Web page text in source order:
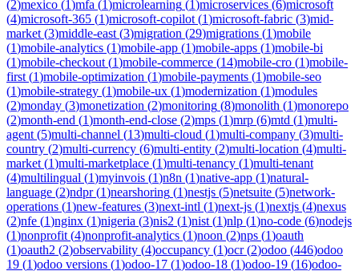
(2)mexico (1)mfa (1)microlearning (1)microservices (6)microsoft
(4)microsoft-365 (1)microsoft-copilot (1)microsoft-fabric (3)mid-
market (3)middle-east (3)migration (29)migrations (1)mobile
(1)mobile-analytics (1)mobile-app (1)mobile-apps (1)mobile-bi
(1)mobile-checkout (1)mobile-commerce (14)mobile-cro (1)mobile-
first (1)mobile-optimization (1)mobile-payments (1)mobile-seo
(1)mobile-strategy (1)mobile-ux (1)modernization (1)modules
(2)monday (3)monetization (2)monitoring (8)monolith (1)monorepo
(2)month-end (1)month-end-close (2)mps (1)mrp (6)mtd (1)multi-
agent (5)multi-channel (13)multi-cloud (1)multi-company (3)multi-
country (2)multi-currency (6)multi-entity (2)multi-location (4)multi-
market (1)multi-marketplace (1)multi-tenancy (1)multi-tenant
(4)multilingual (1)myinvois (1)n8n (1)native-app (1)natural-
language (2)ndpr(1)nearshoring (1)nestjs (5)netsuite (5)network-
operations (1)new-features (3)next-intl (1)next-js (1)nextjs (4)nexus
(2)nfe (1)nginx (1)nigeria (3)nis2 (1)nist (1)nlp (1)no-code (6)nodejs
(1)nonprofit (4)nonprofit-analytics (1)noon (2)nps (1)oauth
(1)oauth2 (2)observability (4)occupancy (1)ocr(2)odoo (446)odoo
19 (1)odoo versions (1)odoo-17 (1)odoo-18 (1)odoo-19 (16)odoo-